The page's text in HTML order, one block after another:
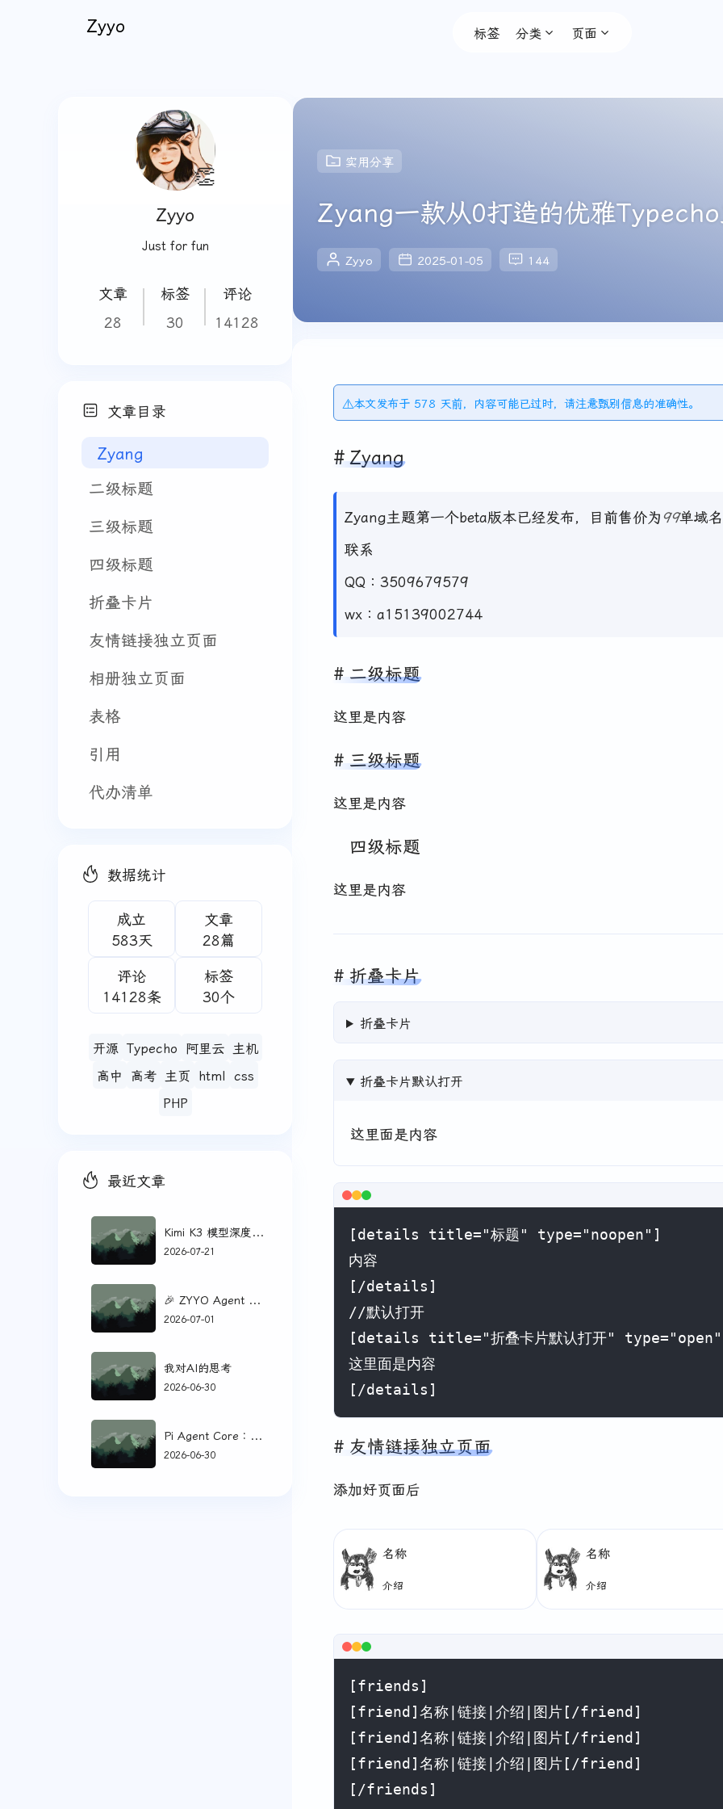
Zyyo 标签 分类 页面
👏
Zyyo
Just for fun
文章
28
标签
30
评论
14128
文章目录
Zyang
二级标题
三级标题
四级标题
折叠卡片
友情链接独立页面
相册独立页面
表格
引用
代办清单
数据统计
成立
583天
文章
28篇
评论
14128条
标签
30个
开源 Typecho 阿里云 主机
高中 高考 主页 html css
PHP
最近文章
Kimi K3 模型深度评测：智能体编程与知识工作的新标杆
2026-07-21
🎉 ZYYO Agent WebUI 诞生了！
2026-07-01
我对AI的思考
2026-06-30
Pi Agent Core：极简 AI Coding Agent 核心解析
2026-06-30
实用分享
Zyang一款从0打造的优雅
Zyyo 2025-01-05 144
⚠️本文发布于 578 天前，内容可能已过时，请注意甄别信息的准确性。
Zyang
Zyang主题第一个beta版本已经发布，目前售价为99单域
联系
QQ：3509679579
wx：a15139002744
二级标题
这里是内容
三级标题
这里是内容
四级标题
这里是内容
折叠卡片
折叠卡片
折叠卡片默认打开
这里面是内容
[details title="标题" type="noopen"]
内容
[/details]
//默认打开
[details title="折叠卡片默认打开"
这里面是内容
[/details]
友情链接独立页面
添加好页面后
名称
介绍
名称
介绍
[friends]
[friend]名称|链接|介绍|图片[/friend]
[friend]名称|链接|介绍|图片[/friend]
[friend]名称|链接|介绍|图片[/friend]
[/friends]